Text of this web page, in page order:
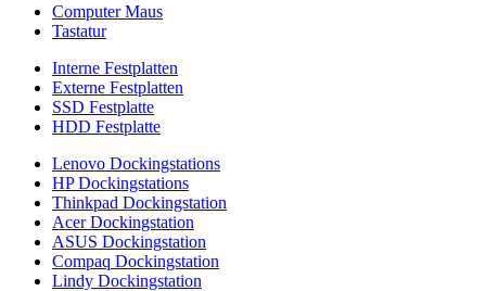
Computer Maus
Tastatur
Interne Festplatten
Externe Festplatten
SSD Festplatte
HDD Festplatte
Lenovo Dockingstations
HP Dockingstations
Thinkpad Dockingstation
Acer Dockingstation
ASUS Dockingstation
Compaq Dockingstation
Lindy Dockingstation